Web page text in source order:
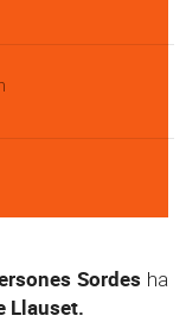
Sordes ha
Llauset.